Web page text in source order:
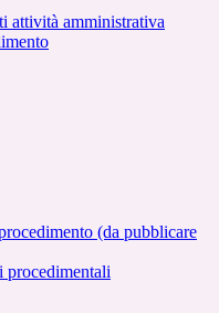
attività amministrativa
(da pubblicare
procedimentali